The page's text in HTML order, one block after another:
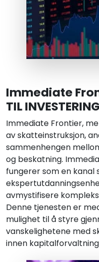
Immediate
TIL
Immediate Frontier,
av skatteinstruksjon,
sammenhengen
og beskatning.
fungerer som en
avmystifisere
Denne tjenesten er
mulighet til å styre
vanskelighetene med
innen